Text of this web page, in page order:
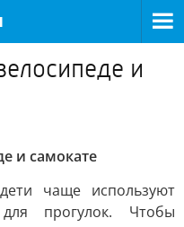
и
и самокате
чаще используют
прогулок. Чтобы